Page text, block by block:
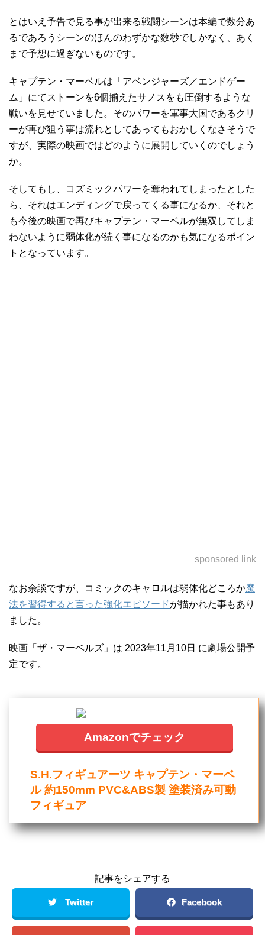
とはいえ予告で見る事が出来る戦闘シーンは本編で数分あ
るであろうシーンのほんのわずかな数秒でしかなく、あく
まで予想に過ぎないものです。
キャプテン・マーベルは「アベンジャーズ／エンドゲー
ム」にてストーンを6個揃えたサノスをも圧倒するような
戦いを見せていました。そのパワーを軍事大国であるクリ
ーが再び狙う事は流れとしてあってもおかしくなさそうで
すが、実際の映画ではどのように展開していくのでしょう
か。
そしてもし、コズミックパワーを奪われてしまったとした
ら、それはエンディングで戻ってくる事になるか、それと
も今後の映画で再びキャプテン・マーベルが無双してしま
わないように弱体化が続く事になるのかも気になるポイン
トとなっています。
sponsored link
なお余談ですが、コミックのキャロルは弱体化どころか魔
法を習得すると言った強化エピソードが描かれた事もあり
ました。
映画「ザ・マーベルズ」は 2023年11月10日 に劇場公開予
定です。
Amazonでチェック
S.H.フィギュアーツ キャプテン・マーベ
ル 約150mm PVC&ABS製 塗装済み可動
フィギュア
記事をシェアする
Twitter Facebook